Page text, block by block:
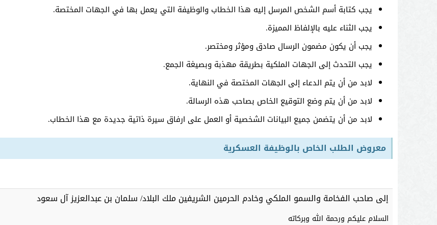
يجب كتابة أسم الشخص المرسل إليه هذا الخطاب والوظيفة التي يعمل بها في الجهات المختصة.
يجب الثناء عليه بالإلفاظ المميزة.
يجب أن يكون مضمون الرسال صادق ومؤثر ومختصر.
يجب التحدث إلى الجهات الملكية بطريقة مهذبة وبصيغة الجمع.
لابد من أن يتم الدعاء إلى الجهات المختصة في النهاية.
لابد من أن يتم وضع التوقيع الخاص بصاحب هذه الرسالة.
لابد من أن يتضمن جميع البيانات الشخصية أو العمل على ارفاق سيرة ذاتية جديدة مع هذا الخطاب.
معروض الطلب الخاص بالوظيفة العسكرية
إلى صاحب الفخامة والسمو الملكي وخادم الحرمين الشريفين ملك البلاد/ سلمان بن عبدالعزيز آل سعود
السلام عليكم ورحمة الله وبركاته